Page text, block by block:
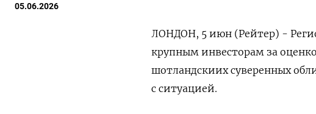
05.06.2026
ЛОНДОН, 5 июн (Рейтер) -
крупным ‌инвесторам за
шотландскиих ​суверенных
с ситуацией.